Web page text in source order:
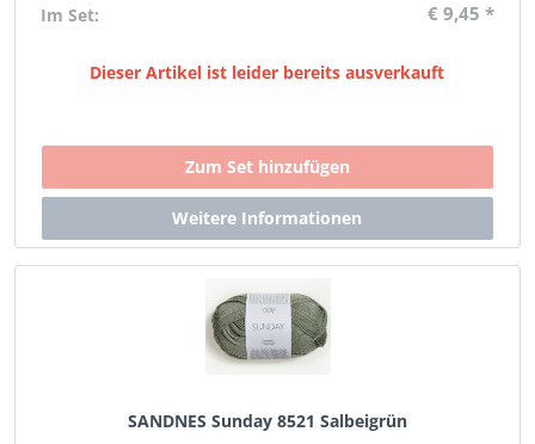
Im Set: € 9,45 *
Dieser Artikel ist leider bereits ausverkauft
SANDNES Sunday 8521 Salbeigrün